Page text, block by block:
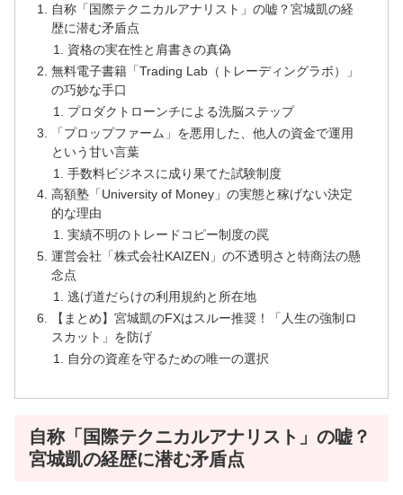
自称「国際テクニカルアナリスト」の嘘？宮城凱の経
歴に潜む矛盾点
資格の実在性と肩書きの真偽
無料電子書籍「Trading Lab（トレーディングラボ）」
の巧妙な手口
プロダクトローンチによる洗脳ステップ
「プロップファーム」を悪用した、他人の資金で運用
という甘い言葉
手数料ビジネスに成り果てた試験制度
高額塾「University of Money」の実態と稼げない決定
的な理由
実績不明のトレードコピー制度の罠
運営会社「株式会社KAIZEN」の不透明さと特商法の懸
念点
逃げ道だらけの利用規約と所在地
【まとめ】宮城凱のFXはスルー推奨！「人生の強制ロ
スカット」を防げ
自分の資産を守るための唯一の選択
自称「国際テクニカルアナリスト」の嘘？
宮城凱の経歴に潜む矛盾点